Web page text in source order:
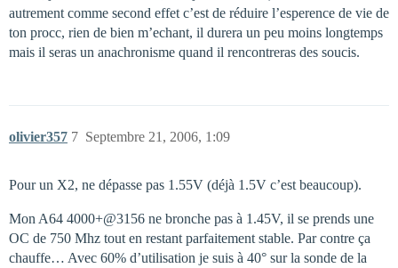
autrement comme second effet c’est de réduire l’esperence de vie de
ton procc, rien de bien m’echant, il durera un peu moins longtemps
mais il seras un anachronisme quand il rencontreras des soucis.
olivier357 Septembre 21, 2006, 1:09
7
Pour un X2, ne dépasse pas 1.55V (déjà 1.5V c’est beaucoup).
Mon A64 4000+@3156 ne bronche pas à 1.45V, il se prends une
OC de 750 Mhz tout en restant parfaitement stable. Par contre ça
chauffe… Avec 60% d’utilisation je suis à 40° sur la sonde de la